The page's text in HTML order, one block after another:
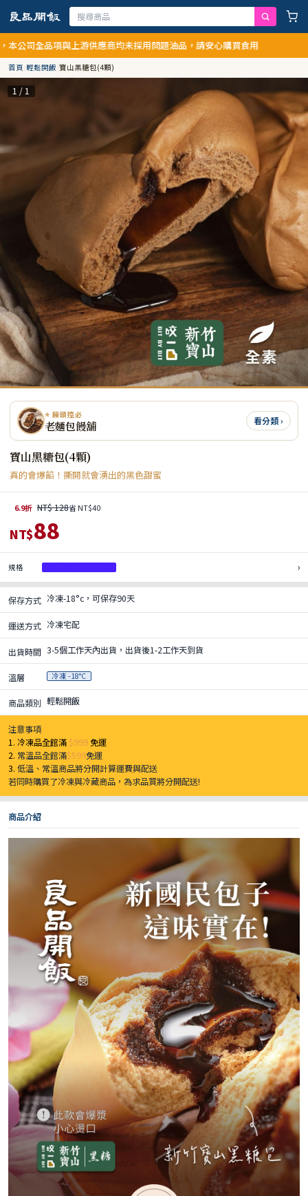
全品項與上游供應商均未採用問題油品，請安心購買食用
首頁/輕鬆開飯/寶山黑糖包(4顆)
1 / 1
⭐ 饅頭控必
老麵包饅舖 看分類 ›
寶山黑糖包(4顆)
真的會爆餡！撕開就會湧出的黑色甜蜜
6.9折 NT$ 128省 NT$40
NT$88
規格 ›
保存方式 冷凍-18°c，可保存90天
運送方式 冷凍宅配
出貨時間 3-5個工作天內出貨，出貨後1-2工作天到貨
溫層 冷凍 -18°C
商品類別 輕鬆開飯
注意事項
1. 冷凍品全館滿 $999免運
2. 常溫品全館滿$599免運
3.低溫、常溫商品將分開計算運費與配送
若同時購買了冷凍與冷藏商品，為求品質將分開配送!
商品介紹